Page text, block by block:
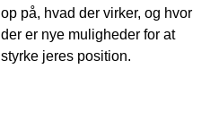
op på, hvad der virker, og hvor
der er nye muligheder for at
styrke jeres position.